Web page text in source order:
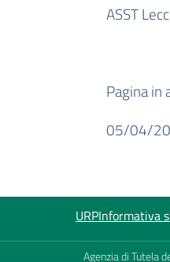
ASST
Pagina in
05/04/
URPInformativa
Agenzia di Tutela